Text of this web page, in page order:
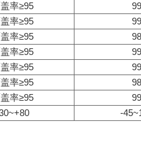
率≥95 99
率≥95
99
率≥95
98
率≥95 99
率≥95
99
率≥95
98
率≥95
99
-